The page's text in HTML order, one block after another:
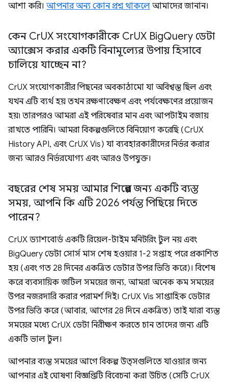
আশা করি। আপনার অন্য কোন প্রশ্ন থাকলে আমাদের জানান।
কেন CrUX সংযোগকারীকে CrUX BigQuery ডেটা
অ্যাক্সেস করার একটি বিনামূল্যের উপায় হিসাবে
চালিয়ে যাচ্ছেন না?
CrUX সংযোগকারীর পিছনের অবকাঠামো যা অবিশ্বস্ত ছিল এবং
যখন এটি ব্যর্থ হয় তখন রক্ষণাবেক্ষণ এবং পর্যবেক্ষণের প্রয়োজন
হয়৷ তারপরও আমরা এই পরিষেবার মান এবং আপটাইম বজায়
রাখতে পারিনি। আমরা বিকল্পগুলিতে বিনিয়োগ করেছি (CrUX
History API, এবং CrUX Vis) যা ব্যবহারকারীদের নির্ভর করার
জন্য আরও নির্ভরযোগ্য এবং আরও উপযুক্ত।
বছরের শেষ সময় আমার শিল্পের জন্য একটি ব্যস্ত
সময়, আপনি কি এটি 2026 পর্যন্ত পিছিয়ে দিতে
পারেন?
CrUX ড্যাশবোর্ড একটি রিয়েল-টাইম মনিটরিং টুল নয় এবং
BigQuery ডেটা সোর্স মাস শেষ হওয়ার 1-2 সপ্তাহ পরে প্রকাশিত
হয় (এবং গত 28 দিনের একত্রিত ডেটার উপর ভিত্তি করে)। বিশেষ
করে ব্যবসায়িক জটিল সময়ের জন্য, আমরা অনেক কম সময়ের
উপর নজরদারি করার পরামর্শ দিই। CrUX Vis সাপ্তাহিক ডেটার
উপর ভিত্তি করে (আবার, আগের 28 দিনে একত্রিত) তাই যারা ব্যস্ত
সময়ের মধ্যে CrUX ডেটা নিরীক্ষণ করতে চান তাদের জন্য এটি
একটি ভাল টুল।
আপনার ব্যস্ত সময়ের আগে বিকল্প উত্সগুলিতে যাওয়ার জন্য
আপনার এই ঘোষণা বিজ্ঞপ্তিটি বিবেচনা করা উচিত (সেটি CrUX